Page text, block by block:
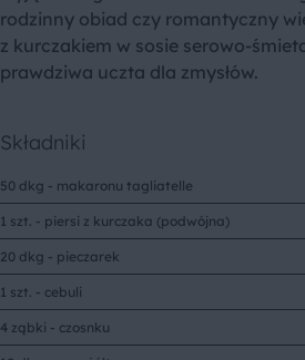
rodzinny obiad czy romantyczny
z kurczakiem w sosie serowo-
prawdziwa uczta dla zmysłów.
Składniki
50 dkg - makaronu tagliatelle
1 szt. - piersi z kurczaka (podwójna)
20 dkg - pieczarek
1 szt. - cebuli
4 ząbki - czosnku